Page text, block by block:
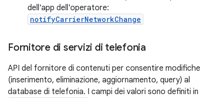
dell'app dell'operatore:
notifyCarrierNetworkChange
Fornitore di servizi di telefonia
API del fornitore di contenuti per consentire modifiche
(inserimento, eliminazione, aggiornamento, query) al
database di telefonia. I campi dei valori sono definiti in